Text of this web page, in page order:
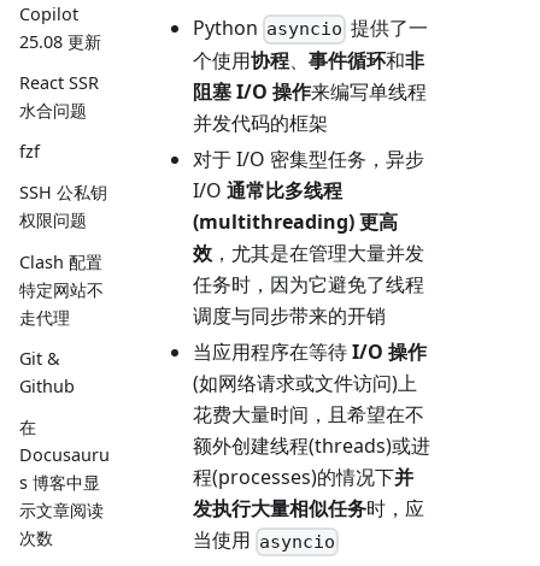
Copilot
25.08 更新
React SSR
水合问题
fzf
SSH 公私钥
权限问题
Clash 配置
特定网站不
走代理
Git &
Github
在
Docusauru
s 博客中显
示文章阅读
次数
Python asyncio 提供了一
个使用协程、 事件循环和非
阻塞 I/O 操作来编写单线程
并发代码的框架
对于 I/O 密集型任务，异步
I/O 通常比多线程
(multithreading) 更高
效，尤其是在管理大量并发
任务时，因为它避免了线程
调度与同步带来的开销
当应用程序在等待I/O 操作
(如网络请求或文件访问)上
花费大量时间，且希望在不
额外创建线程(threads)或进
程(processes)的情况下并
发执行大量相似任务时，应
当使用 asyncio